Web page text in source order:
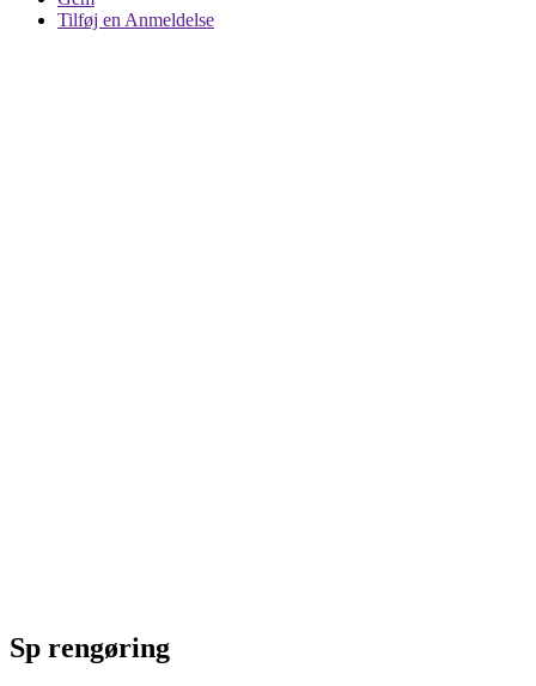
Tilføj en Anmeldelse
Sp rengøring